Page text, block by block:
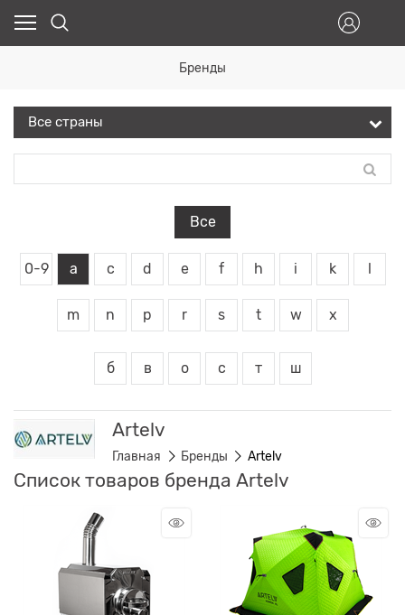
Бренды
Все
0-9 a c d e f h i k
m n p r s t w x
б в о с т ш
Artelv
Главная Бренды Artelv
Список товаров бренда Artelv